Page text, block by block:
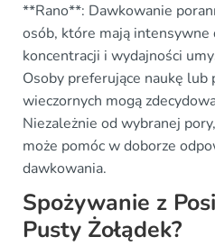
**Rano**: Dawkowanie
osób, które mają
koncentracji i wydajności
Osoby preferujące naukę lub
wieczornych mogą
Niezależnie od wybranej
może pomóc w doborze
dawkowania.
Spożywanie z
Pusty Żołądek?